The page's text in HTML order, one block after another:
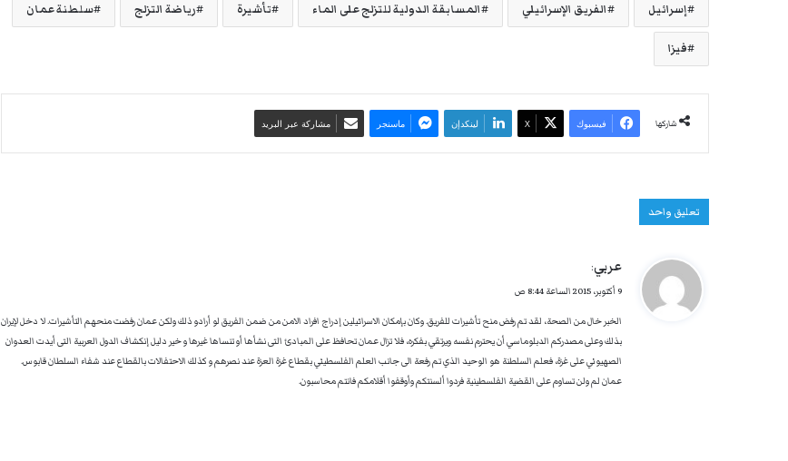
إسرائيل الفريق الإسرائيلي المسابقة الدولية للتزلج على الماء تأشيرة رياضة التزلج سلطنة عمان
فيزا
شاركها فيسبوك ‫X لينكدإن ماسنجر مشاركة عبر البريد
تعليق واحد
ي
ل
عربي:
9 أكتوبر، 2015 الساعة 8:44 ص
الخبر خال من الصحة، لقد تم رفض منح تأشيرات للفريق. وكان بإمكان الاسرائيلين إدراج افراد الامن من ضمن الفريق لو أرادو ذلك ولكن عمان رفضت منحهم التأشيرات. لا دخل لإيران
بذلك وعلى مصدركم الدبلوماسي أن يحترم نفسه ويرتقي بفكره، فلا تزال عمان تحافظ على المبادئ التى نشأها أو تنساها غيرها و خير دليل إنكشاف الدول العربية التى أيدت العدوان
الصهيوني على غزة، فعلم السلطنة هو الوحيد الذي تم رفعة الى جانب العلم الفلسطيني بقطاع غزة العزة عند نصرهم و كذلك الاحتفالات بالقطاع عند شفاء السلطان قابوس.
عمان لم ولن تساوم على القضية الفلسطينية فردوا ألسنتكم وأوقفوا أقلامكم فانتم محاسبون.